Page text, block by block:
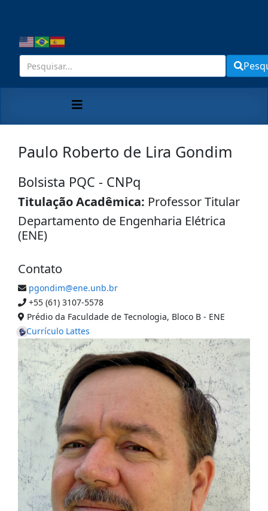
Paulo Roberto de Lira Gondim
Bolsista PQC - CNPq
Titulação Acadêmica: Professor Titular
Departamento de Engenharia Elétrica
(ENE)
Contato
pgondim@ene.unb.br
+55 (61) 3107-5578
Prédio da Faculdade de Tecnologia, Bloco B - ENE
Currículo Lattes